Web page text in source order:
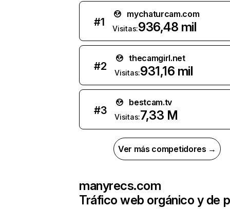
#1
mychaturcam.com
Visitas:936,48 mil
#2
thecamgirl.net
Visitas:931,16 mil
#3
bestcam.tv
Visitas:7,33 M
Ver más competidores →
manyrecs.com
Tráfico web orgánico y de